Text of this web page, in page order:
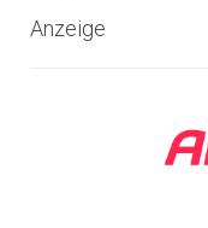
Anzeige